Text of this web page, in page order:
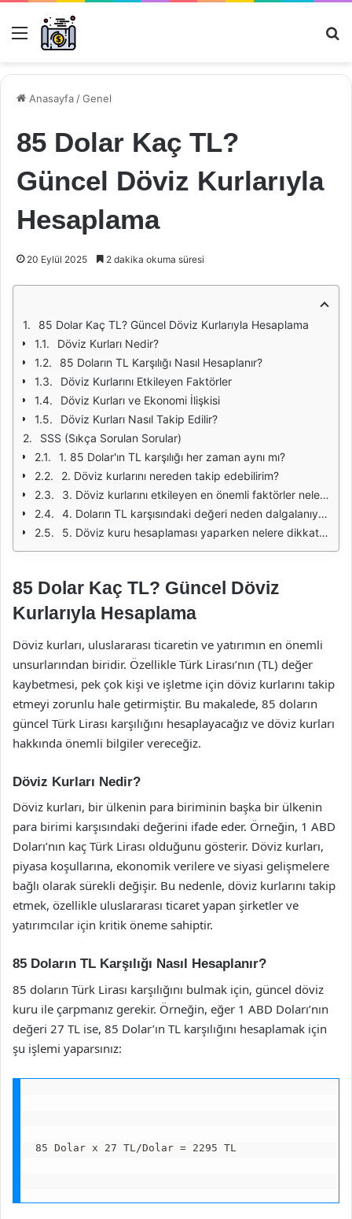
Menü
Anasayfa /Genel
85 Dolar Kaç TL?
Güncel Döviz Kurlarıyla
Hesaplama
20 Eylül 2025 2 dakika okuma süresi
85 Dolar Kaç TL? Güncel Döviz Kurlarıyla Hesaplama
Döviz Kurları Nedir?
85 Doların TL Karşılığı Nasıl Hesaplanır?
Döviz Kurlarını Etkileyen Faktörler
Döviz Kurları ve Ekonomi İlişkisi
Döviz Kurları Nasıl Takip Edilir?
SSS (Sıkça Sorulan Sorular)
1. 85 Dolar'ın TL karşılığı her zaman aynı mı?
2. Döviz kurlarını nereden takip edebilirim?
3. Döviz kurlarını etkileyen en önemli faktörler nelerdir?
4. Doların TL karşısındaki değeri neden dalgalanıyor?
5. Döviz kuru hesaplaması yaparken nelere dikkat etmeliyim?
85 Dolar Kaç TL? Güncel Döviz
Kurlarıyla Hesaplama
Döviz kurları, uluslararası ticaretin ve yatırımın en önemli
unsurlarından biridir. Özellikle Türk Lirası’nın (TL) değer
kaybetmesi, pek çok kişi ve işletme için döviz kurlarını takip
etmeyi zorunlu hale getirmiştir. Bu makalede, 85 doların
güncel Türk Lirası karşılığını hesaplayacağız ve döviz kurları
hakkında önemli bilgiler vereceğiz.
Döviz Kurları Nedir?
Döviz kurları, bir ülkenin para biriminin başka bir ülkenin
para birimi karşısındaki değerini ifade eder. Örneğin, 1 ABD
Doları’nın kaç Türk Lirası olduğunu gösterir. Döviz kurları,
piyasa koşullarına, ekonomik verilere ve siyasi gelişmelere
bağlı olarak sürekli değişir. Bu nedenle, döviz kurlarını takip
etmek, özellikle uluslararası ticaret yapan şirketler ve
yatırımcılar için kritik öneme sahiptir.
85 Doların TL Karşılığı Nasıl Hesaplanır?
85 doların Türk Lirası karşılığını bulmak için, güncel döviz
kuru ile çarpmanız gerekir. Örneğin, eğer 1 ABD Doları’nın
değeri 27 TL ise, 85 Dolar’ın TL karşılığını hesaplamak için
şu işlemi yaparsınız:
85 Dolar x 27 TL/Dolar = 2295 TL